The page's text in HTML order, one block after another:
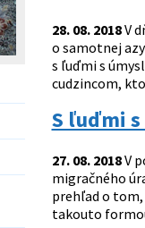
28. 08. 2018V
o samotnej
s ľuďmi s
cudzincom,
S ľuďmi
27. 08. 2018V
migračného
prehľad o tom,
takouto